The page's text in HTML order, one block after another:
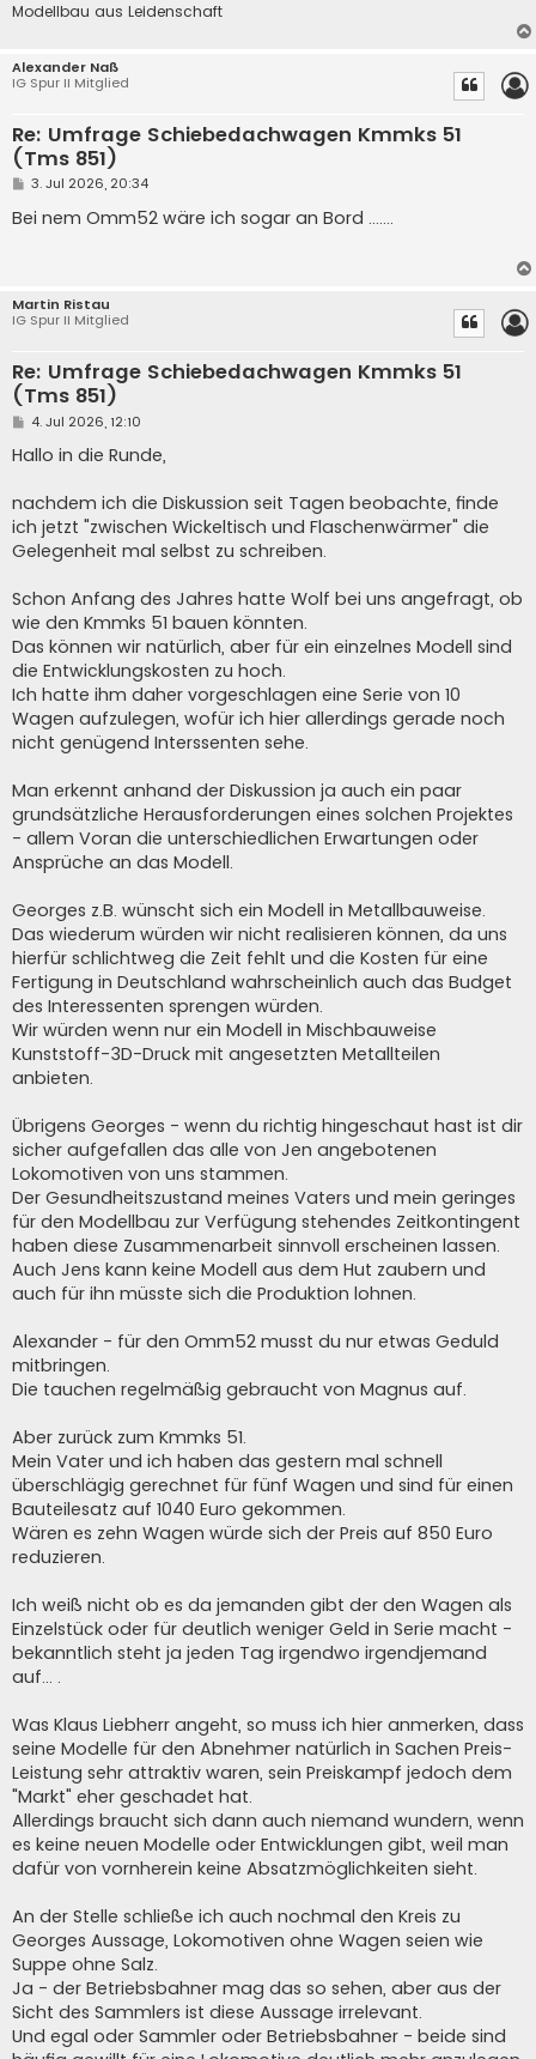
Modellbau aus Leidenschaft
Alexander Naß
IG Spur II Mitglied
Re: Umfrage Schiebedachwagen Kmmks 51
(Tms 851)
B
i
t
3. Jul 2026, 20:34
Bei nem Omm52 wäre ich sogar an Bord .......
Martin Ristau
IG Spur II Mitglied
Re: Umfrage Schiebedachwagen Kmmks 51
(Tms 851)
B
i
t
a
g
4. Jul 2026, 12:10
Hallo in die Runde,
nachdem ich die Diskussion seit Tagen beobachte, finde
ich jetzt "zwischen Wickeltisch und Flaschenwärmer" die
Gelegenheit mal selbst zu schreiben.
Schon Anfang des Jahres hatte Wolf bei uns angefragt, ob
wie den Kmmks 51 bauen könnten.
Das können wir natürlich, aber für ein einzelnes Modell sind
die Entwicklungskosten zu hoch.
Ich hatte ihm daher vorgeschlagen eine Serie von 10
Wagen aufzulegen, wofür ich hier allerdings gerade noch
nicht genügend Interssenten sehe.
Man erkennt anhand der Diskussion ja auch ein paar
grundsätzliche Herausforderungen eines solchen Projektes
- allem Voran die unterschiedlichen Erwartungen oder
Ansprüche an das Modell.
Georges z.B. wünscht sich ein Modell in Metallbauweise.
Das wiederum würden wir nicht realisieren können, da uns
hierfür schlichtweg die Zeit fehlt und die Kosten für eine
Fertigung in Deutschland wahrscheinlich auch das Budget
des Interessenten sprengen würden.
Wir würden wenn nur ein Modell in Mischbauweise
Kunststoff-3D-Druck mit angesetzten Metallteilen
anbieten.
Übrigens Georges - wenn du richtig hingeschaut hast ist dir
sicher aufgefallen das alle von Jen angebotenen
Lokomotiven von uns stammen.
Der Gesundheitszustand meines Vaters und mein geringes
für den Modellbau zur Verfügung stehendes Zeitkontingent
haben diese Zusammenarbeit sinnvoll erscheinen lassen.
Auch Jens kann keine Modell aus dem Hut zaubern und
auch für ihn müsste sich die Produktion lohnen.
Alexander - für den Omm52 musst du nur etwas Geduld
mitbringen.
Die tauchen regelmäßig gebraucht von Magnus auf.
Aber zurück zum Kmmks 51.
Mein Vater und ich haben das gestern mal schnell
überschlägig gerechnet für fünf Wagen und sind für einen
Bauteilesatz auf 1040 Euro gekommen.
Wären es zehn Wagen würde sich der Preis auf 850 Euro
reduzieren.
Ich weiß nicht ob es da jemanden gibt der den Wagen als
Einzelstück oder für deutlich weniger Geld in Serie macht -
bekanntlich steht ja jeden Tag irgendwo irgendjemand
auf... .
Was Klaus Liebherr angeht, so muss ich hier anmerken, dass
seine Modelle für den Abnehmer natürlich in Sachen Preis-
Leistung sehr attraktiv waren, sein Preiskampf jedoch dem
"Markt" eher geschadet hat.
Allerdings braucht sich dann auch niemand wundern, wenn
es keine neuen Modelle oder Entwicklungen gibt, weil man
dafür von vornherein keine Absatzmöglichkeiten sieht.
An der Stelle schließe ich auch nochmal den Kreis zu
Georges Aussage, Lokomotiven ohne Wagen seien wie
Suppe ohne Salz.
Ja - der Betriebsbahner mag das so sehen, aber aus der
Sicht des Sammlers ist diese Aussage irrelevant.
Und egal oder Sammler oder Betriebsbahner - beide sind